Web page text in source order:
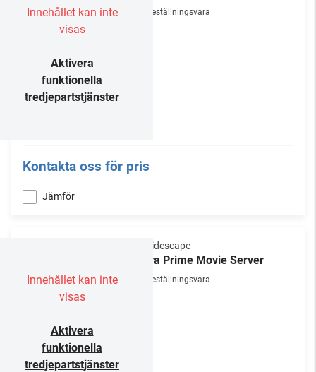
Innehållet kan inte
visas
Aktivera
funktionella
tredjepartstjänster
Beställningsvara
Kontakta oss för pris
Jämför
Innehållet kan inte
visas
Aktivera
funktionella
tredjepartstjänster
Kaleidescape
Terra Prime Movie Server
Beställningsvara